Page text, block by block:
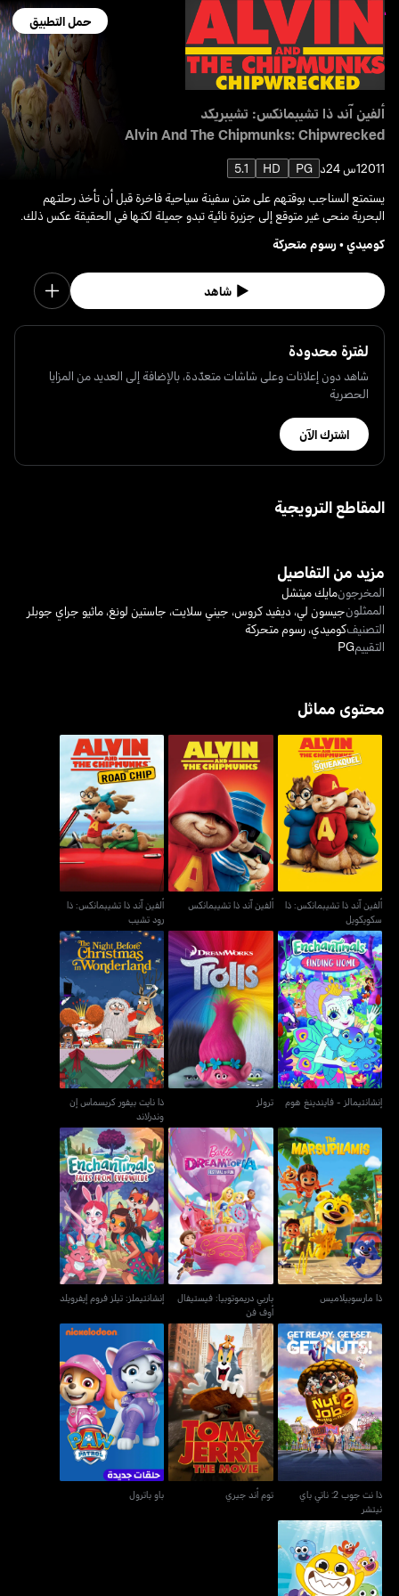
حمل التطبيق
ألفين آند ذا تشيبمانكس: تشيبريكد
Alvin And The Chipmunks: Chipwrecked
20111س 24د PG
HD
5.1
يستمتع السناجب بوقتهم على متن سفينة سياحية فاخرة قبل أن تأخذ رحلتهم
البحرية منحى غير متوقع إلى جزيرة نائية تبدو جميلة لكنها في الحقيقة عكس ذلك.
كوميدي•رسوم متحركة
شاهد
لفترة محدودة
شاهد دون إعلانات وعلى شاشات متعدّدة، بالإضافة إلى العديد من المزايا
الحصرية
اشترك الآن
المقاطع الترويجية
مزيد من التفاصيل
المخرجونمايك ميتشل
الممثلونجيسون لي، ديفيد كروس، جيني سلايت، جاستين لونغ،ماثيو جراي جوبلر
التصنيفكوميدي،رسوم متحركة
التقييمPG
محتوى مماثل
ألفين آند ذا تشيبمانكس: ذا
سكويكويل
ألفين آند ذا تشيبمانكس: ذا
سكويكويل
ألفين آند ذا تشيبمانكس
ألفين آند ذا تشيبمانكس
ألفين آند ذا تشيبمانكس: ذا
رود تشيب
ألفين آند ذا تشيبمانكس: ذا
رود تشيب
إنشانتيمالز - فايندينغ هوم
إنشانتيمالز - فايندينغ هوم
ترولز
ترولز
ذا نايت بيفور كريسماس إن
وندرلاند
ذا نايت بيفور كريسماس إن
وندرلاند
ذا مارسوبيلاميس
ذا مارسوبيلاميس
باربي دريموتوبيا: فيستيفال
أوف فن
باربي دريموتوبيا: فيستيفال
أوف فن
إنشانتيملز: تيلز فروم إيفرويلد
إنشانتيملز: تيلز فروم إيفرويلد
ذا نت جوب 2: ناتي باي
نيتشر
ذا نت جوب 2: ناتي باي
نيتشر
توم أند جيري
توم أند جيري
باو باترول
باو باترول